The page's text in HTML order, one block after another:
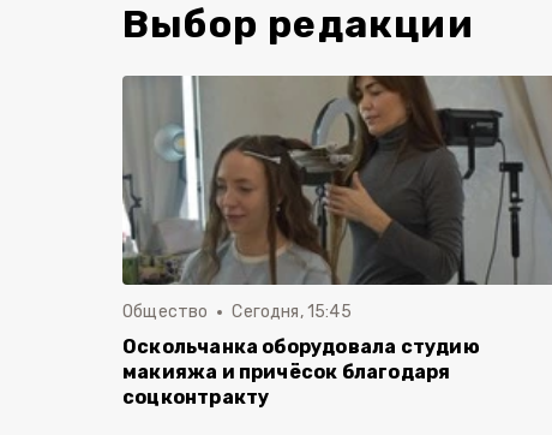
Выбор редакции
Общество Сегодня, 15:45
Оскольчанка оборудовала студию
макияжа и причёсок благодаря
соцконтракту